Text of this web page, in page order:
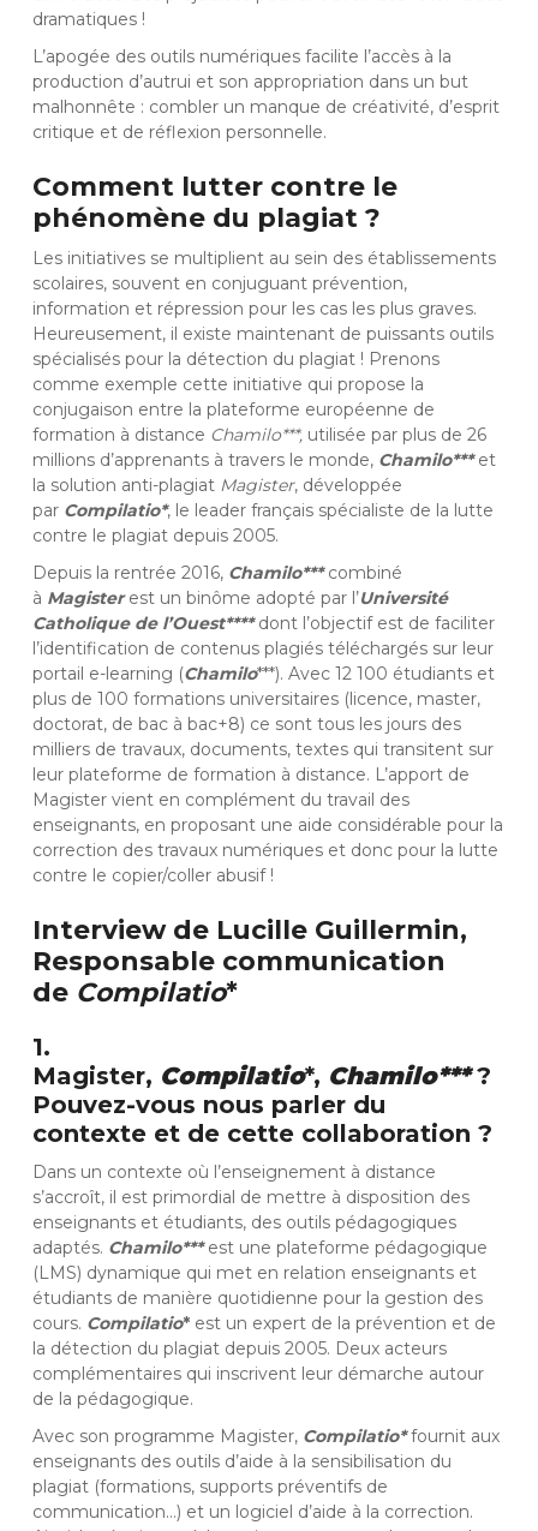
dramatiques !
L’apogée des outils numériques facilite l’accès à la
production d’autrui et son appropriation dans un but
malhonnête : combler un manque de créativité, d’esprit
critique et de réflexion personnelle.
Comment lutter contre le
phénomène du plagiat ?
Les initiatives se multiplient au sein des établissements
scolaires, souvent en conjuguant prévention,
information et répression pour les cas les plus graves.
Heureusement, il existe maintenant de puissants outils
spécialisés pour la détection du plagiat ! Prenons
comme exemple cette initiative qui propose la
conjugaison entre la plateforme européenne de
formation à distance Chamilo***, utilisée par plus de 26
millions d’apprenants à travers le monde, Chamilo***et
la solution anti-plagiat Magister, développée
par Compilatio*, le leader français spécialiste de la lutte
contre le plagiat depuis 2005.
Depuis la rentrée 2016, Chamilo***combiné
à Magisterest un binôme adopté par l’Université
Catholique de l’Ouest****dont l’objectif est de faciliter
l’identification de contenus plagiés téléchargés sur leur
portail e-learning (Chamilo***). Avec 12 100 étudiants et
plus de 100 formations universitaires (licence, master,
doctorat, de bac à bac+8) ce sont tous les jours des
milliers de travaux, documents, textes qui transitent sur
leur plateforme de formation à distance. L’apport de
Magister vient en complément du travail des
enseignants, en proposant une aide considérable pour la
correction des travaux numériques et donc pour la lutte
contre le copier/coller abusif !
Interview de Lucille Guillermin,
Responsable communication
de Compilatio*
1.
Magister, Compilatio*, Chamilo***?
Pouvez-vous nous parler du
contexte et de cette collaboration ?
Dans un contexte où l’enseignement à distance
s’accroît, il est primordial de mettre à disposition des
enseignants et étudiants, des outils pédagogiques
adaptés. Chamilo***est une plateforme pédagogique
(LMS) dynamique qui met en relation enseignants et
étudiants de manière quotidienne pour la gestion des
cours. Compilatio* est un expert de la prévention et de
la détection du plagiat depuis 2005. Deux acteurs
complémentaires qui inscrivent leur démarche autour
de la pédagogique.
Avec son programme Magister, Compilatio*fournit aux
enseignants des outils d’aide à la sensibilisation du
plagiat (formations, supports préventifs de
communication…) et un logiciel d’aide à la correction.